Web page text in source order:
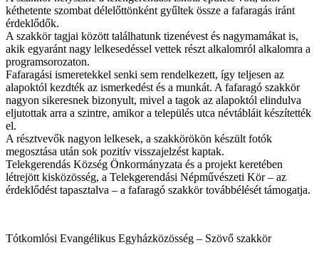
kéthetente szombat délelőttönként gyűltek össze a fafaragás iránt
érdeklődők.
A szakkör tagjai között találhatunk tizenévest és nagymamákat is,
akik egyaránt nagy lelkesedéssel vettek részt alkalomról alkalomra a
programsorozaton.
Fafaragási ismeretekkel senki sem rendelkezett, így teljesen az
alapoktól kezdték az ismerkedést és a munkát. A fafaragó szakkör
nagyon sikeresnek bizonyult, mivel a tagok az alapoktól elindulva
eljutottak arra a szintre, amikor a település utca névtábláit készítették
el.
A résztvevők nagyon lelkesek, a szakkörökön készült fotók
megosztása után sok pozitív visszajelzést kaptak.
Telekgerendás Község Önkormányzata és a projekt keretében
létrejött kisközösség, a Telekgerendási Népművészeti Kör – az
érdeklődést tapasztalva – a fafaragó szakkör továbbélését támogatja.
Tótkomlósi Evangélikus Egyházközösség – Szövő szakkör